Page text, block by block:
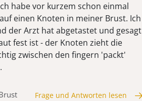
habe vor kurzem schon einmal
einen Knoten in meiner Brust. Ich
der Arzt hat abgetastet und gesagt
fest ist - der Knoten zieht die
zwischen den fingern 'packt'
Frage und Antworten lesen